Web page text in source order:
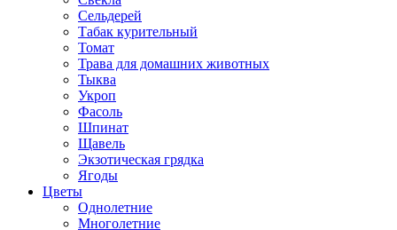
Сельдерей
Табак курительный
Томат
Трава для домашних животных
Тыква
Укроп
Фасоль
Шпинат
Щавель
Экзотическая грядка
Ягоды
Цветы
Однолетние
Многолетние